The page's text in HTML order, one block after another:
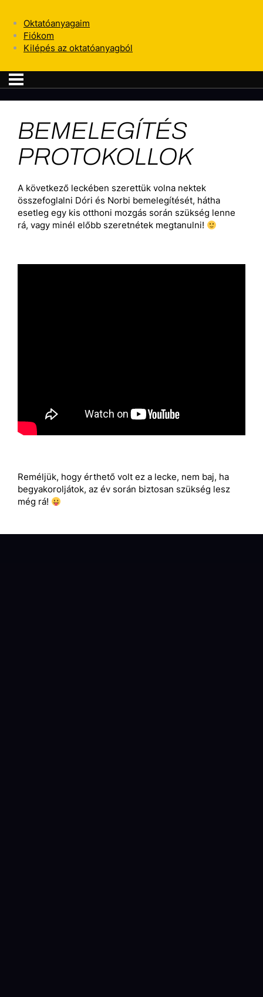
Oktatóanyagaim
Fiókom
Kilépés az oktatóanyagból
BEMELEGÍTÉS
PROTOKOLLOK
A következő leckében szerettük volna nektek
összefoglalni Dóri és Norbi bemelegítését, hátha
esetleg egy kis otthoni mozgás során szükség lenne
rá, vagy minél előbb szeretnétek megtanulni!
Reméljük, hogy érthető volt ez a lecke, nem baj, ha
begyakoroljátok, az év során biztosan szükség lesz
még rá!